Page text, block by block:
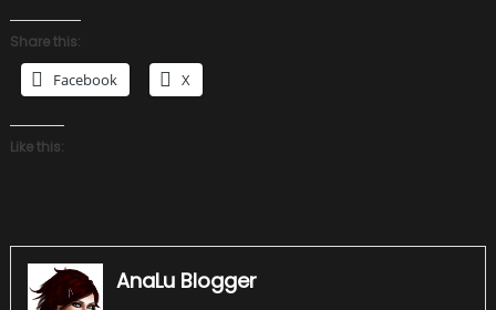
Share this:
Facebook X
Like this:
AnaLu Blogger